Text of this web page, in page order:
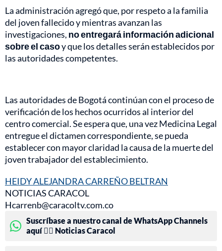
La administración agregó que, por respeto a la familia
del joven fallecido y mientras avanzan las
investigaciones, no entregará información adicional
sobre el casoy que los detalles serán establecidos por
las autoridades competentes.
Las autoridades de Bogotá continúan con el proceso de
verificación de los hechos ocurridos al interior del
centro comercial. Se espera que, una vez Medicina Legal
entregue el dictamen correspondiente, se pueda
establecer con mayor claridad la causa de la muerte del
joven trabajador del establecimiento.
HEIDY ALEJANDRA CARREÑO BELTRAN
NOTICIAS CARACOL
Hcarrenb@caracoltv.com.co
Suscríbase a nuestro canal de WhatsApp Channels
aquí 👉🏻 Noticias Caracol